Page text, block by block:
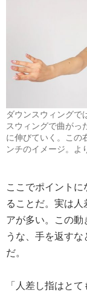
ダウンスウィングで
スウィングで曲がっ
に伸びていく。この
ンチのイメージ。よ
ここでポイント
ることだ。実は
アが多い。この
うな、手を返す
だ。
「人差し指はと